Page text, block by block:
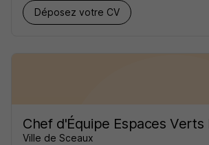
Déposez votre CV
Chef d'Équipe Espaces Verts
Ville de Sceaux